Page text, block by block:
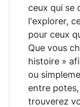
ceux qui se
l'explorer,
pour ceux
Que vous
histoire »
ou
entre
trouverez